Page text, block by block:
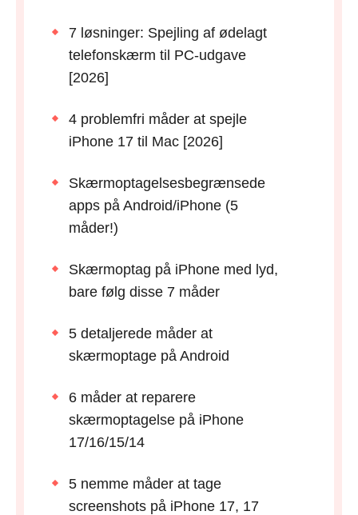
7 løsninger: Spejling af ødelagt
telefonskærm til PC-udgave
[2026]
4 problemfri måder at spejle
iPhone 17 til Mac [2026]
Skærmoptagelsesbegrænsede
apps på Android/iPhone (5
måder!)
Skærmoptag på iPhone med lyd,
bare følg disse 7 måder
5 detaljerede måder at
skærmoptage på Android
6 måder at reparere
skærmoptagelse på iPhone
17/16/15/14
5 nemme måder at tage
screenshots på iPhone 17, 17